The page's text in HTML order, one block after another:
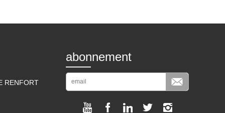
RENFORT
abonnement